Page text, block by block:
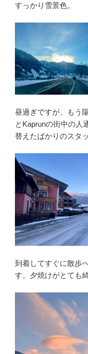
すっかり雪景色。
昼過ぎですが、もう
とKaprunの街中の人
替えたばかりのスタ
到着してすぐに散歩
す。夕焼けがとても綺